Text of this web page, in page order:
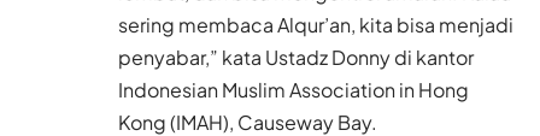
sering membaca Alqur’an, kita bisa menjadi
penyabar,” kata Ustadz Donny di kantor
Indonesian Muslim Association in Hong
Kong (IMAH), Causeway Bay.